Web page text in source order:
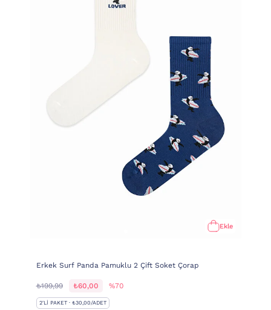
Ekle
Erkek Surf Panda Pamuklu 2 Çift Soket Çorap
₺199,99 ₺60,00 %70
2'LI PAKET · ₺30,00/ADET